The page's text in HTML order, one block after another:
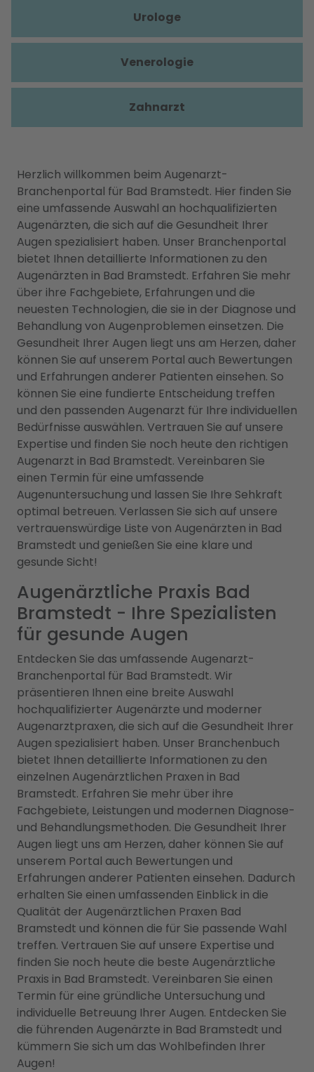
Herzlich willkommen beim Augenarzt-
Branchenportal für Bad Bramstedt. Hier finden Sie
eine umfassende Auswahl an hochqualifizierten
Augenärzten, die sich auf die Gesundheit Ihrer
Augen spezialisiert haben. Unser Branchenportal
bietet Ihnen detaillierte Informationen zu den
Augenärzten in Bad Bramstedt. Erfahren Sie mehr
über ihre Fachgebiete, Erfahrungen und die
neuesten Technologien, die sie in der Diagnose und
Behandlung von Augenproblemen einsetzen. Die
Gesundheit Ihrer Augen liegt uns am Herzen, daher
können Sie auf unserem Portal auch Bewertungen
und Erfahrungen anderer Patienten einsehen. So
können Sie eine fundierte Entscheidung treffen
und den passenden Augenarzt für Ihre individuellen
Bedürfnisse auswählen. Vertrauen Sie auf unsere
Expertise und finden Sie noch heute den richtigen
Augenarzt in Bad Bramstedt. Vereinbaren Sie
einen Termin für eine umfassende
Augenuntersuchung und lassen Sie Ihre Sehkraft
optimal betreuen. Verlassen Sie sich auf unsere
vertrauenswürdige Liste von Augenärzten in Bad
Bramstedt und genießen Sie eine klare und
gesunde Sicht!
Augenärztliche Praxis Bad
Bramstedt - Ihre Spezialisten
für gesunde Augen
Entdecken Sie das umfassende Augenarzt-
Branchenportal für Bad Bramstedt. Wir
präsentieren Ihnen eine breite Auswahl
hochqualifizierter Augenärzte und moderner
Augenarztpraxen, die sich auf die Gesundheit Ihrer
Augen spezialisiert haben. Unser Branchenbuch
bietet Ihnen detaillierte Informationen zu den
einzelnen Augenärztlichen Praxen in Bad
Bramstedt. Erfahren Sie mehr über ihre
Fachgebiete, Leistungen und modernen Diagnose-
und Behandlungsmethoden. Die Gesundheit Ihrer
Augen liegt uns am Herzen, daher können Sie auf
unserem Portal auch Bewertungen und
Erfahrungen anderer Patienten einsehen. Dadurch
erhalten Sie einen umfassenden Einblick in die
Qualität der Augenärztlichen Praxen Bad
Bramstedt und können die für Sie passende Wahl
treffen. Vertrauen Sie auf unsere Expertise und
finden Sie noch heute die beste Augenärztliche
Praxis in Bad Bramstedt. Vereinbaren Sie einen
Termin für eine gründliche Untersuchung und
individuelle Betreuung Ihrer Augen. Entdecken Sie
die führenden Augenärzte in Bad Bramstedt und
kümmern Sie sich um das Wohlbefinden Ihrer
Augen!
Urologe
Venerologie
Zahnarzt